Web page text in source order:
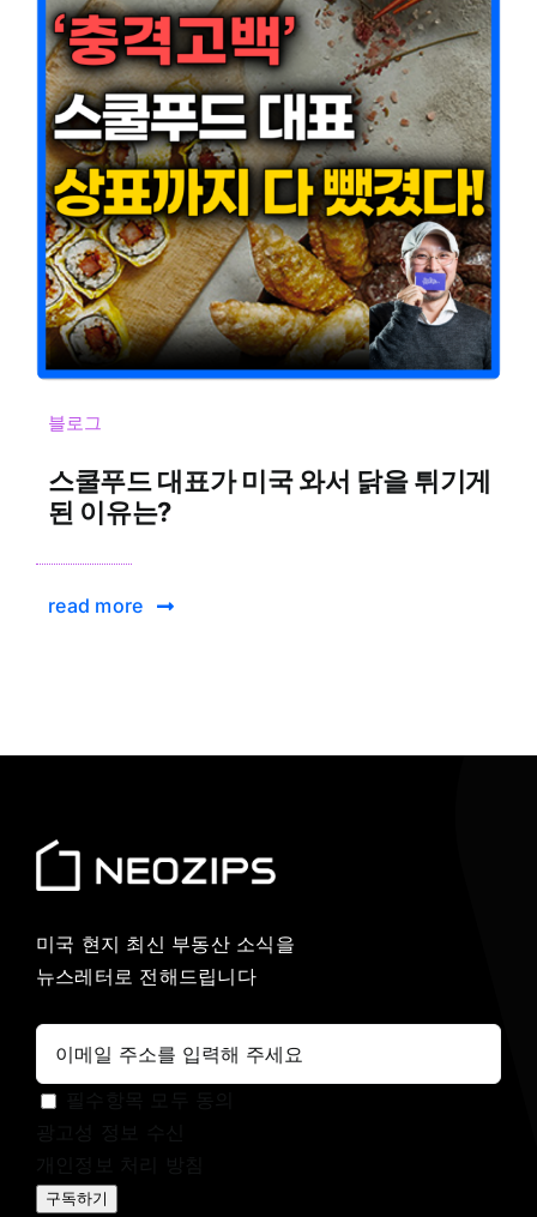
블로그
스쿨푸드 대표가 미국 와서 닭을 튀기게
된 이유는?
read more
미국 현지 최신 부동산 소식을
뉴스레터로 전해드립니다
구독하기